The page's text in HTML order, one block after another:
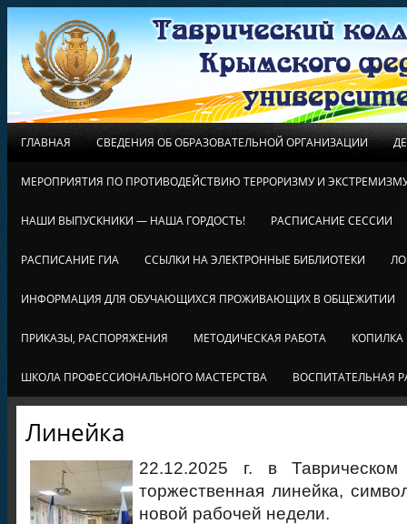
ГЛАВНАЯ СВЕДЕНИЯ ОБ ОБРАЗОВАТЕЛЬНОЙ ОРГАНИЗАЦИИ
МЕРОПРИЯТИЯ ПО ПРОТИВОДЕЙСТВИЮ ТЕРРОРИЗМУ И
НАШИ ВЫПУСКНИКИ — НАША ГОРДОСТЬ! РАСПИСАНИЕ СЕССИИ
РАСПИСАНИЕ ГИА ССЫЛКИ НА ЭЛЕКТРОННЫЕ БИБЛИОТЕКИ
ИНФОРМАЦИЯ ДЛЯ ОБУЧАЮЩИХСЯ ПРОЖИВАЮЩИХ В ОБЩЕЖИТИИ
ПРИКАЗЫ, РАСПОРЯЖЕНИЯ МЕТОДИЧЕСКАЯ РАБОТА КОПИЛКА
ШКОЛА ПРОФЕССИОНАЛЬНОГО МАСТЕРСТВА ВОСПИТАТЕЛЬНАЯ
Линейка
22.12.2025 г. в
торжественная линейка,
новой рабочей недели.